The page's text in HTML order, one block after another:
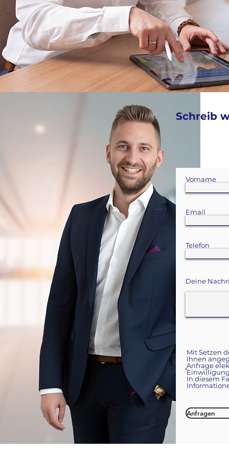
Schreib
Vorname
Email
Telefon
Deine
Mit Setzen
Ihnen
Anfrage
In diesem
Anfragen